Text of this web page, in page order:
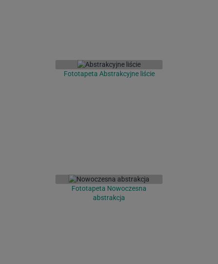
Fototapeta Abstrakcyjne liście
Fototapeta Nowoczesna
abstrakcja